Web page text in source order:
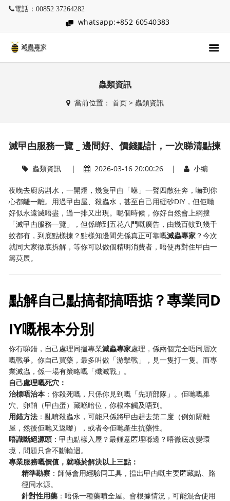
電話：00852 37264282
whatsapp:+852 60540383
蟲類資訊
當前位置： 首页> 蟲類資訊
滅曱甴服務一覽 _ 邊間好、價錢點計，一次睇清點揀
蟲類資訊| 2026-03-16 20:00:26 | 小编
夜晚去廚房斟水，一開燈，幾隻曱甴「咻」一聲四散狂奔，嚇到你
心都離一離。用過曱甴屋、殺蟲水，甚至自己用硼砂DIY，但佢哋
好似永遠滅唔盡，過一排又出現。呢個時候，你好自然會上網搜
「滅曱甴服務一覽」，但係睇到五花八門嘅廣告，由幾百蚊到幾千
蚊都有，到底點樣揀？點樣知邊間先係真正可靠嘅滅蟲專家 ？今次
就同大家徹底拆解，等你可以做個精明消費者，唔使再對住曱甴一
籌莫展。
點解自己點搞都搞唔掂？專業同D
IY嘅根本分別
你冇睇錯，自己處理同搵專業滅蟲專家處理，係兩個完全唔同層次
嘅戰爭。你自己買藥，最多叫做「游擊戰」，見一隻打一隻。而專
業滅蟲，係一場有策略嘅「殲滅戰」。
自己處理嘅死穴：
治標唔治本 ：你殺死嘅，只係你見到嘅「先頭部隊」。佢哋嘅巢
穴、卵鞘（曱甴蛋）藏喺暗位，你根本觸及唔到。
用錯方法 ：亂噴殺蟲水，可能只係將曱甴趕去第二度（例如隔離
屋，然後佢哋又返嚟），或者令佢哋產生抗藥性。
唔識斷絕源頭 ：曱甴點樣入屋？最鍾意匿埋喺邊？唔徹底改變環
境，問題只會不斷輪迴。
專業服務嘅價值，就喺於解決以上三點：
精準勘察 ：師傅會用經驗同工具，揾出曱甴嘅主要匿藏點、路
徑同水源。
針對性用藥 ：唔係一種藥噴全屋。會根據情況，可能混合使用